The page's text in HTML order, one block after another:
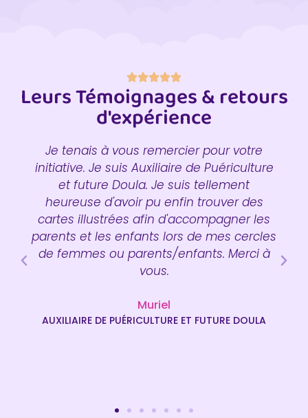
Leurs Témoignages & retours
d'expérience
Je tenais à vous remercier pour votre
initiative. Je suis Auxiliaire de Puériculture
et future Doula. Je suis tellement
heureuse d'avoir pu enfin trouver des
cartes illustrées afin d'accompagner les
parents et les enfants lors de mes cercles
de femmes ou parents/enfants. Merci à
vous.
Muriel
AUXILIAIRE DE PUÉRICULTURE ET FUTURE DOULA